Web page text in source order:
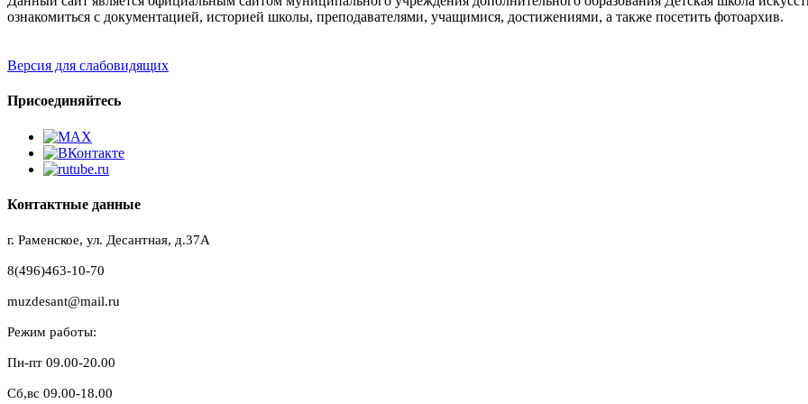
ознакомиться с документацией, историей школы, преподавателями, учащимися, достижениями, а также посетить фотоархив.
Версия для слабовидящих
Присоединяйтесь
Контактные данные
г. Раменское, ул. Десантная, д.37A
8(496)463-10-70
muzdesant@mail.ru
Режим работы:
Пн-пт 09.00-20.00
Сб,вс 09.00-18.00